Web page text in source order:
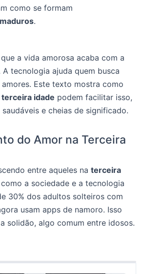
como se formam
.
a vida amorosa acaba com a
tecnologia ajuda quem busca
Este texto mostra como
terceira idade podem facilitar isso,
e cheias de significado.
do Amor na Terceira
entre aqueles na terceira
a sociedade e a tecnologia
30% dos adultos solteiros com
usam apps de namoro. Isso
solidão, algo comum entre idosos.